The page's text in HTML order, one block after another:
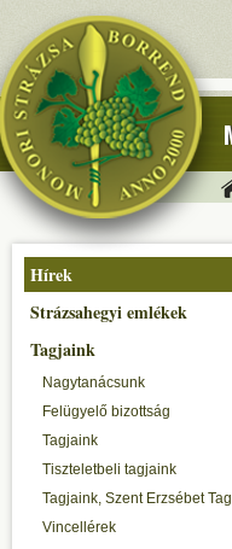
Hírek
Strázsahegyi emlékek
Tagjaink
Nagytanácsunk
Felügyelő bizottság
Tagjaink
Tiszteletbeli tagjaink
Tagjaink, Szent Erzsébet
Vincellérek